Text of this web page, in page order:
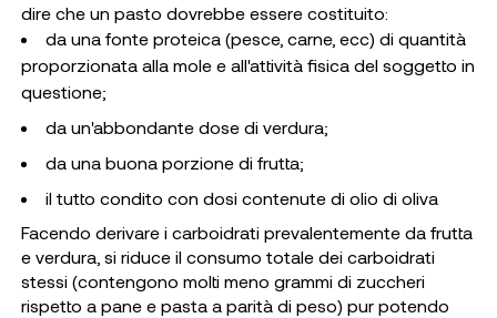
dire che un pasto dovrebbe essere costituito:
da una fonte proteica (pesce, carne, ecc) di quantità
proporzionata alla mole e all'attività fisica del soggetto in
questione;
da un'abbondante dose di verdura;
da una buona porzione di frutta;
il tutto condito con dosi contenute di olio di oliva
Facendo derivare i carboidrati prevalentemente da frutta
e verdura, si riduce il consumo totale dei carboidrati
stessi (contengono molti meno grammi di zuccheri
rispetto a pane e pasta a parità di peso) pur potendo